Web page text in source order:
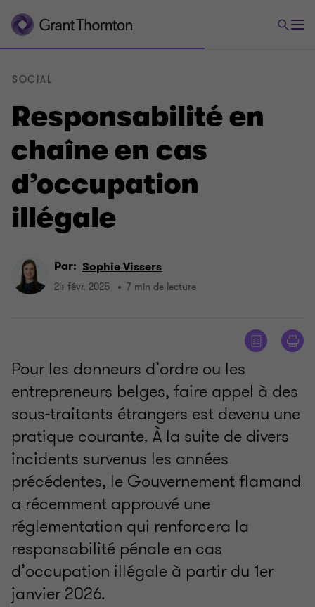
Responsabilité en
chaîne en cas
d’occupation
illégale
SOCIAL
Par: Sophie Vissers
24 févr. 2025 7 min de lecture
Pour les donneurs d’ordre ou les
entrepreneurs belges, faire appel à des
sous-traitants étrangers est devenu une
pratique courante. À la suite de divers
incidents survenus les années
précédentes, le Gouvernement flamand
a récemment approuvé une
réglementation qui renforcera la
responsabilité pénale en cas
d’occupation illégale à partir du 1er
janvier 2026.